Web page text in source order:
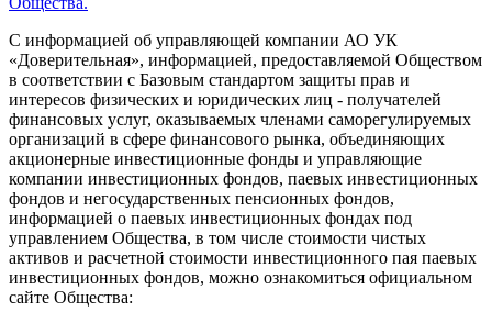
С информацией об управляющей компании АО УК
«Доверительная», информацией, предоставляемой Обществом
в соответствии с Базовым стандартом защиты прав и
интересов физических и юридических лиц - получателей
финансовых услуг, оказываемых членами саморегулируемых
организаций в сфере финансового рынка, объединяющих
акционерные инвестиционные фонды и управляющие
компании инвестиционных фондов, паевых инвестиционных
фондов и негосударственных пенсионных фондов,
информацией о паевых инвестиционных фондах под
управлением Общества, в том числе стоимости чистых
активов и расчетной стоимости инвестиционного пая паевых
инвестиционных фондов, можно ознакомиться официальном
сайте Общества: